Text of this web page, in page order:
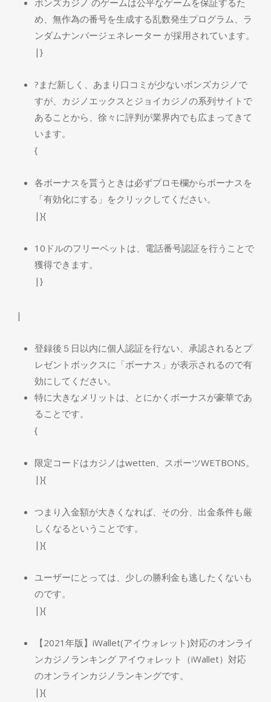
ボンズカジノ のゲームは公平なゲームを保証するた
め、無作為の番号を生成する乱数発生プログラム、ラ
ンダムナンバージェネレーター が採用されています。
|}
?まだ新しく、あまり口コミが少ないボンズカジノで
すが、カジノエックスとジョイカジノの系列サイトで
あることから、徐々に評判が業界内でも広まってきて
います。
{
各ボーナスを貰うときは必ずプロモ欄からボーナスを
「有効化にする」をクリックしてください。
|}{
10ドルのフリーベットは、電話番号認証を行うことで
獲得できます。
|}
|
登録後５日以内に個人認証を行ない、承認されるとプ
レゼントボックスに「ボーナス」が表示されるので有
効にしてください。
特に大きなメリットは、とにかくボーナスが豪華であ
ることです。
{
限定コードはカジノはwetten、スポーツWETBONS。
|}{
つまり入金額が大きくなれば、その分、出金条件も厳
しくなるということです。
|}{
ユーザーにとっては、少しの勝利金も逃したくないも
のです。
|}{
【2021年版】iWallet(アイウォレット)対応のオンライ
ンカジノランキング アイウォレット（iWallet）対応
のオンラインカジノランキングです。
|}{